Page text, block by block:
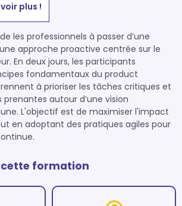
plus !
les professionnels à passer d’une
approche proactive centrée sur le
En deux jours, les participants
fondamentaux du product
à prioriser les tâches critiques et
prenantes autour d’une vision
L'objectif est de maximiser l'impact
en adoptant des pratiques agiles pour
cette formation